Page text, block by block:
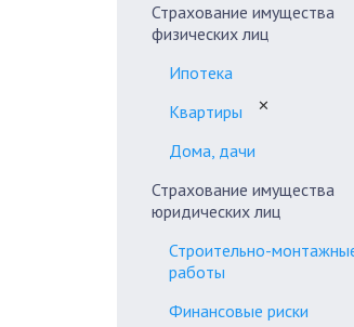
Страхование имущества
физических лиц
Ипотека
Квартиры
✕
Дома, дачи
Страхование имущества
юридических лиц
Строительно-
работы
Финансовые риски